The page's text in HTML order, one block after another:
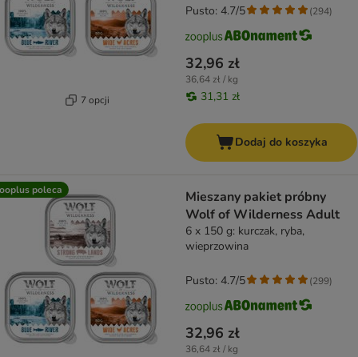
7 opcji
32,96 zł
36,64 zł / kg
31,31 zł
Pusto: 4.7/5 (294)
Dodaj do koszyka
poleca
Mieszany pakiet próbny
Wolf of Wilderness Adult
6 x 150 g: kurczak, ryba,
wieprzowina
32,96 zł
36,64 zł / kg
Pusto: 4.7/5 (299)